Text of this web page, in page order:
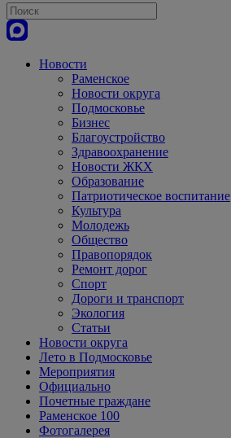
Новости
Раменское
Новости округа
Подмосковье
Бизнес
Благоустройство
Здравоохранение
Новости ЖКХ
Образование
Патриотическое воспитание
Культура
Молодежь
Общество
Правопорядок
Ремонт дорог
Спорт
Дороги и транспорт
Экология
Статьи
Новости округа
Лето в Подмосковье
Мероприятия
Официально
Почетные граждане
Раменское 100
Фотогалерея